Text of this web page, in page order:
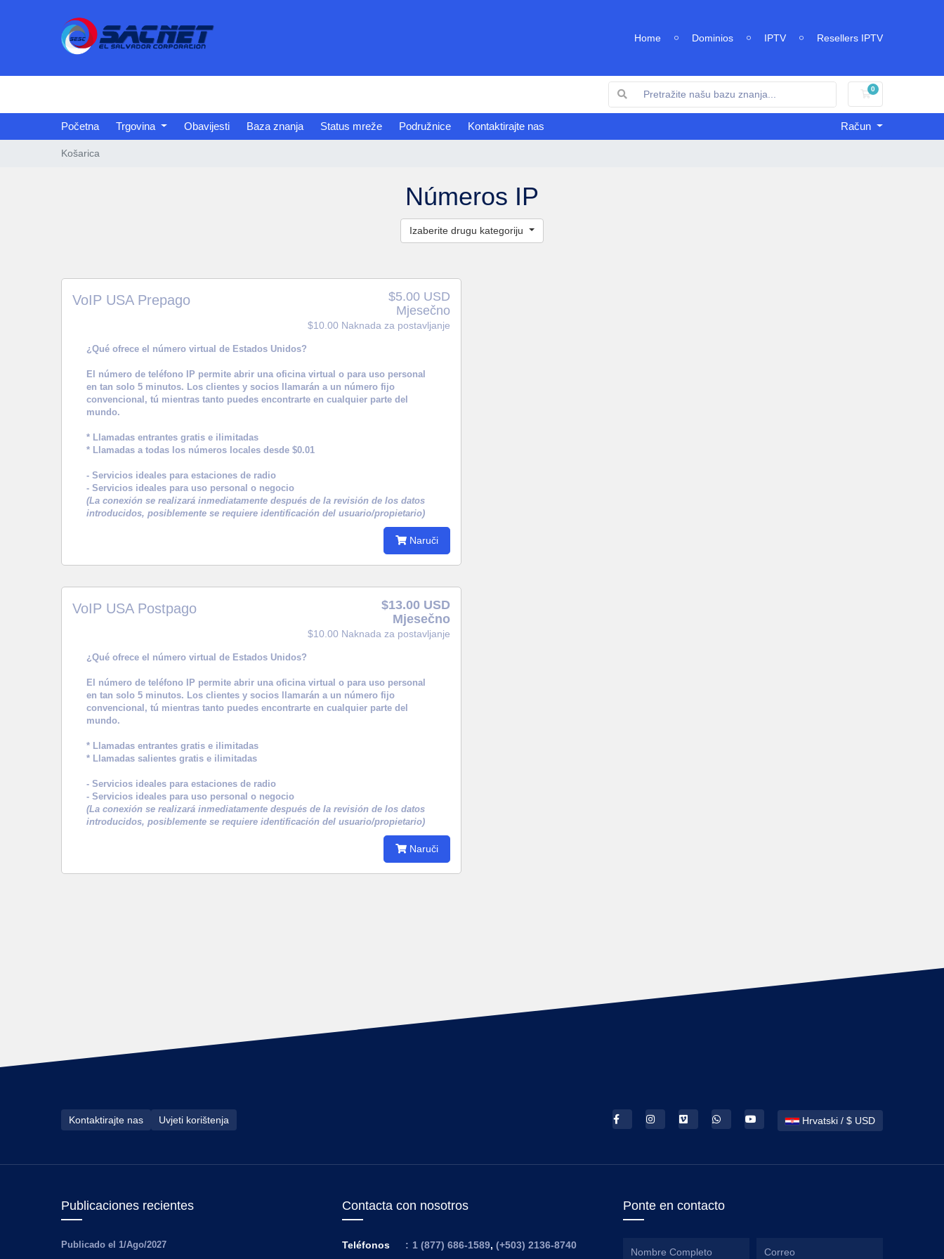
Home Dominios IPTV Resellers IPTV
0
Košarica
Početna Trgovina Obavijesti Baza znanja Status mreže Podružnice Kontaktirajte nas Račun
Košarica
Números IP
Izaberite drugu kategoriju
$5.00 USD
Mjesečno
$10.00 Naknada za postavljanje
VoIP USA Prepago
¿Qué ofrece el número virtual de Estados Unidos?
El número de teléfono IP permite abrir una oficina virtual o para uso personal
en tan solo 5 minutos. Los clientes y socios llamarán a un número fijo
convencional, tú mientras tanto puedes encontrarte en cualquier parte del
mundo.
* Llamadas entrantes gratis e ilimitadas
* Llamadas a todas los números locales desde $0.01
- Servicios ideales para estaciones de radio
- Servicios ideales para uso personal o negocio
(La conexión se realizará inmediatamente después de la revisión de los datos
introducidos, posiblemente se requiere identificación del usuario/propietario)
Naruči
$13.00 USD
Mjesečno
$10.00 Naknada za postavljanje
VoIP USA Postpago
¿Qué ofrece el número virtual de Estados Unidos?
El número de teléfono IP permite abrir una oficina virtual o para uso personal
en tan solo 5 minutos. Los clientes y socios llamarán a un número fijo
convencional, tú mientras tanto puedes encontrarte en cualquier parte del
mundo.
* Llamadas entrantes gratis e ilimitadas
* Llamadas salientes gratis e ilimitadas
- Servicios ideales para estaciones de radio
- Servicios ideales para uso personal o negocio
(La conexión se realizará inmediatamente después de la revisión de los datos
introducidos, posiblemente se requiere identificación del usuario/propietario)
Naruči
Hrvatski / $ USD
Kontaktirajte nas Uvjeti korištenja
Publicaciones recientes
Publicado el 1/Ago/2027
Contacta con nosotros
Teléfonos : 1 (877) 686-1589, (+503) 2136-8740
Ponte en contacto